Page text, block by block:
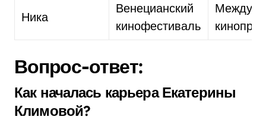
Ника
Венецианский
кинофестиваль
Вопрос-ответ:
Как началась карьера Екатерины
Климовой?